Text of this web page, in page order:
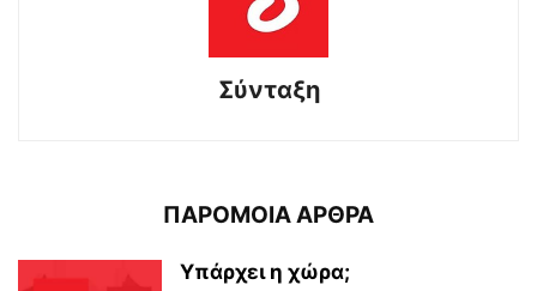
Σύνταξη
ΠΑΡΟΜΟΙΑ ΑΡΘΡΑ
Υπάρχει η χώρα;